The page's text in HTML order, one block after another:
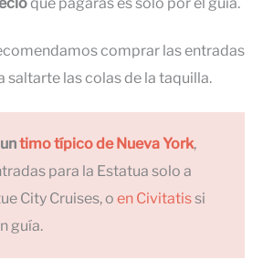
comprar las entradas
saltarte las colas de la taquilla.
timo típico de Nueva York,
para la Estatua solo a
City Cruises, o en Civitatissi
guía.